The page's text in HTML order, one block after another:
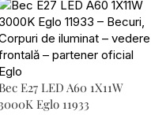
E27 LED A60 1X11W
Eglo 11933